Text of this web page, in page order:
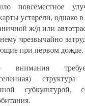
повсеместное
устарели, однако
ж/д или
чрезвычайно
при первом дожде.
внимания
субкультурой,